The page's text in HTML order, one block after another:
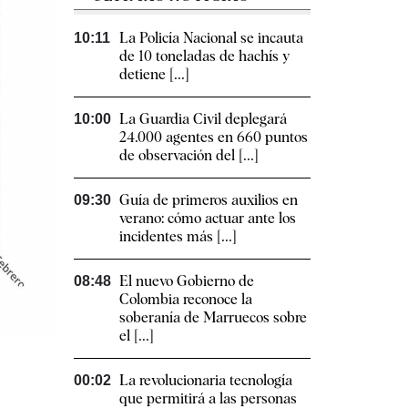
10:11 La Policía Nacional se incauta
de 10 toneladas de hachís y
detiene [...]
10:00 La Guardia Civil deplegará
24.000 agentes en 660 puntos
de observación del [...]
09:30 Guía de primeros auxilios en
verano: cómo actuar ante los
incidentes más [...]
08:48 El nuevo Gobierno de
Colombia reconoce la
soberanía de Marruecos sobre
el [...]
00:02 La revolucionaria tecnología
que permitirá a las personas